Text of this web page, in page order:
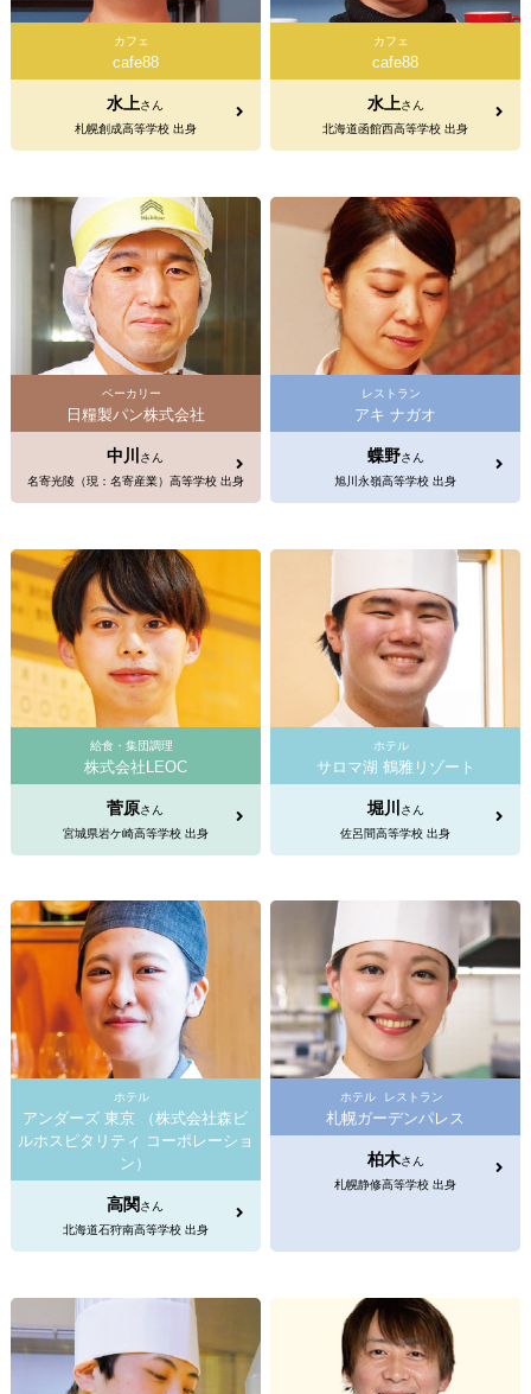
カフェ
cafe88
水上さん
札幌創成高等学校 出身
カフェ
cafe88
水上さん
北海道函館西高等学校 出身
ベーカリー
日糧製パン株式会社
中川
さん
名寄光陵（現：名寄産業）高等学校 出身
レストラン
アキ ナガオ
蝶野さん
旭川永嶺高等学校 出身
給食・集団調理
株式会社LEOC
菅原さん
宮城県岩ケ崎高等学校 出身
ホテル
サロマ湖 鶴雅リゾート
堀川 さん
佐呂間高等学校 出身
ホテル
アンダーズ 東京 （株式会社森ビ
ルホスピタリティ コーポレーショ
ン）
高関さん
北海道石狩南高等学校 出身
ホテル レストラン
札幌ガーデンパレス
柏木さん
札幌静修高等学校 出身